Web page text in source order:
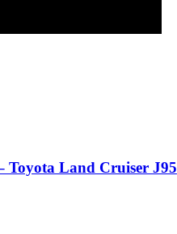
Toyota Land Cruiser J95